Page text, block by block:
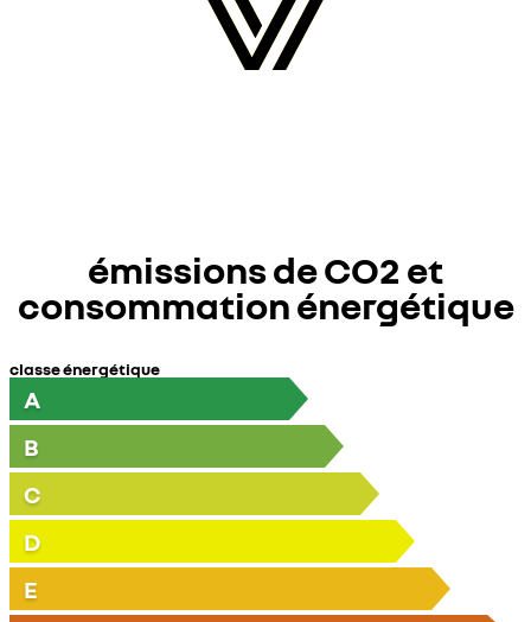
émissions de CO2 et
consommation énergétique
classe énergétique
A
B
C
D
E